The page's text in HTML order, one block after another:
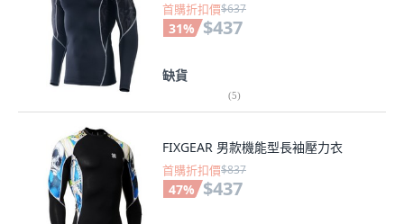
首購折扣價$637
31% $437
缺貨
(5)
FIXGEAR 男款機能型長袖壓力衣
首購折扣價$837
47% $437